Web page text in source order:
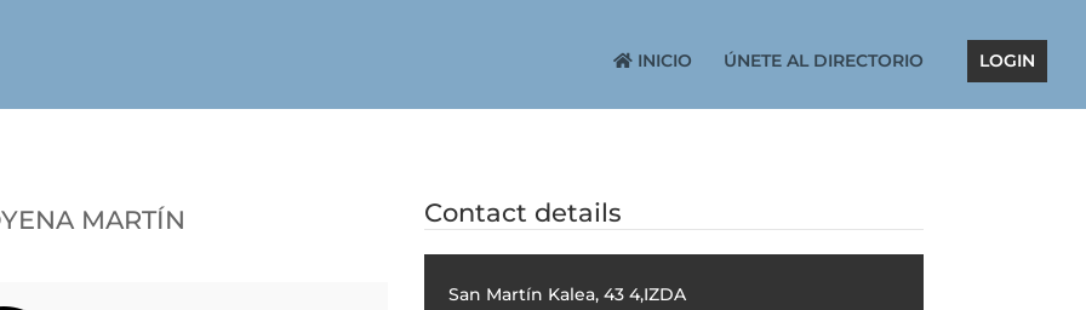
INICIO ÚNETE AL DIRECTORIO LOGIN
Martín Contact details
San Martín Kalea, 43 4,IZDA